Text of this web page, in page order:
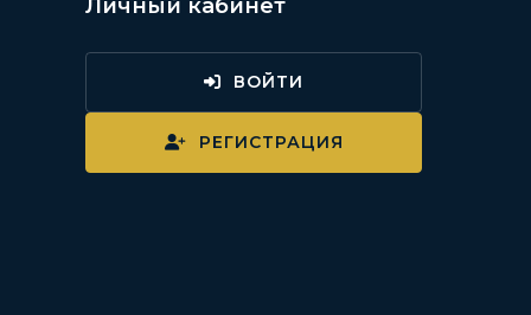
Личный кабинет
ВОЙТИ
РЕГИСТРАЦИЯ